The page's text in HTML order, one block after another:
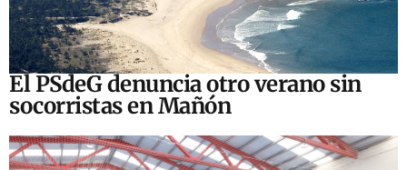
El PSdeG denuncia otro verano sin
socorristas en Mañón